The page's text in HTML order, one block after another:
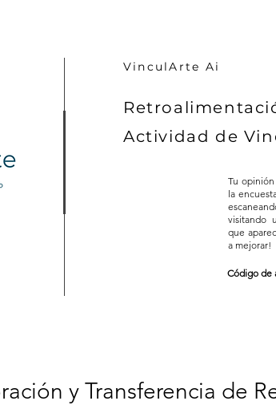
VinculArte Ai
Actividad de
Tu
la
visitando
que
a mejorar!
Código de
y Transferencia de